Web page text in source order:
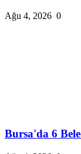
Ağu 4, 2026 0
Bursa'da 6